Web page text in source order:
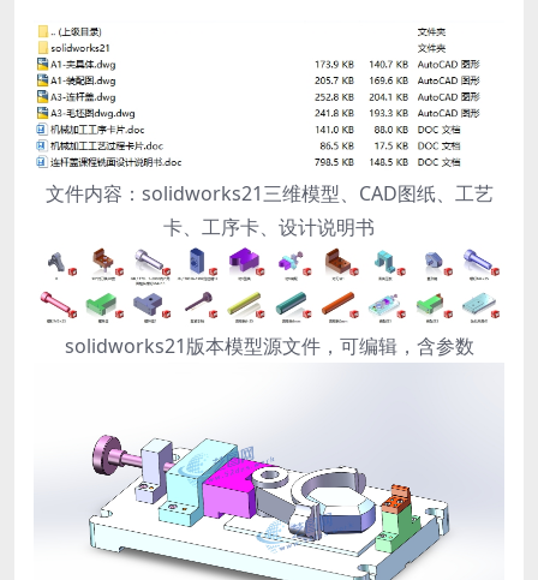
文件内容：solidworks21三维模型、CAD图纸、工艺
卡、工序卡、设计说明书
solidworks21版本模型源文件，可编辑，含参数